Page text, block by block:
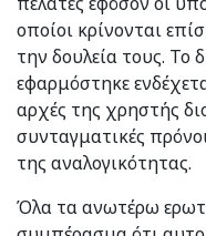
οποίοι κρίνονται
την δουλεία τους. Το
εφαρμόστηκε
αρχές της χρηστής
συνταγματικές
της αναλογικότητας.
Όλα τα ανωτέρω